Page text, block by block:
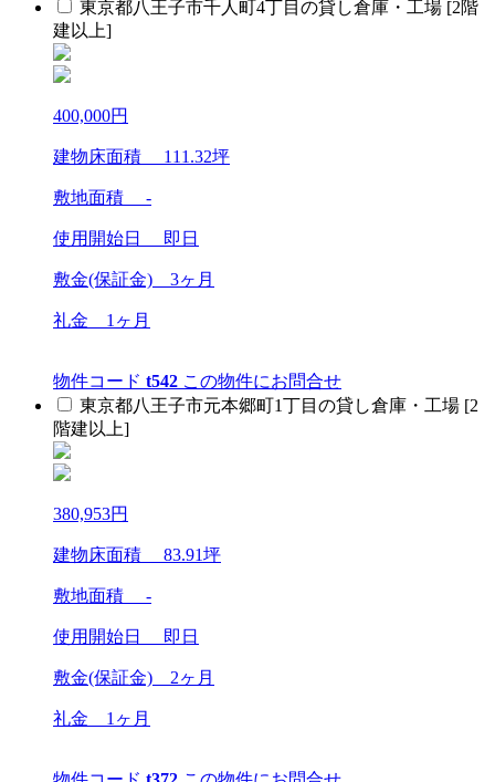
東京都八王子市千人町4丁目の貸し倉庫・工場 [2階
建以上]
400,000円
建物床面積 111.32坪
敷地面積 -
使用開始日 即日
敷金(保証金) 3ヶ月
礼金 1ヶ月
物件コード t542 この物件にお問合せ
東京都八王子市元本郷町1丁目の貸し倉庫・工場 [2
階建以上]
380,953円
建物床面積 83.91坪
敷地面積 -
使用開始日 即日
敷金(保証金) 2ヶ月
礼金 1ヶ月